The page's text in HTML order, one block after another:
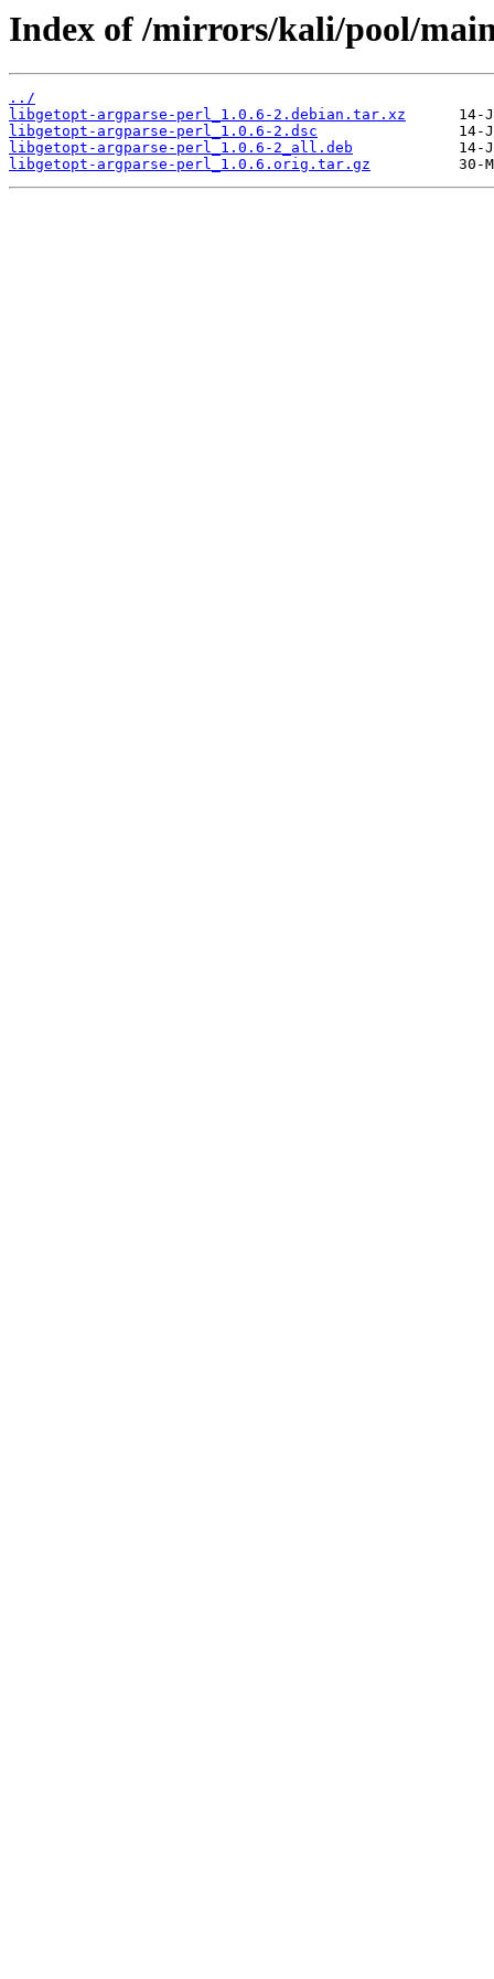
Index of /mirrors/kali/pool/
../
libgetopt-argparse-perl_1.0.6-2.debian.tar.xz
libgetopt-argparse-perl_1.0.6-2.dsc
libgetopt-argparse-perl_1.0.6-2_all.deb
libgetopt-argparse-perl_1.0.6.orig.tar.gz